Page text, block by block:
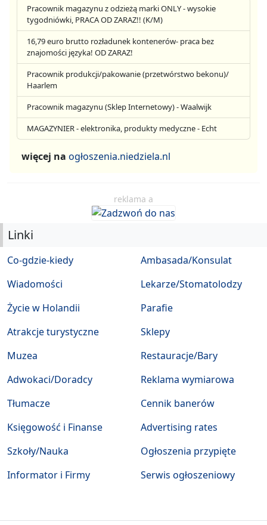
Pracownik magazynu z odzieżą marki ONLY - wysokie
tygodniówki, PRACA OD ZARAZ!! (K/M)
16,79 euro brutto rozładunek kontenerów- praca bez
znajomości języka! OD ZARAZ!
Pracownik produkcji/pakowanie (przetwórstwo bekonu)/
Haarlem
Pracownik magazynu (Sklep Internetowy) - Waalwijk
MAGAZYNIER - elektronika, produkty medyczne - Echt
więcej na ogłoszenia.niedziela.nl
reklama a
Linki
Co-gdzie-kiedy
Wiadomości
Życie w Holandii
Atrakcje turystyczne
Muzea
Ambasada/Konsulat
Lekarze/Stomatolodzy
Parafie
Sklepy
Restauracje/Bary
Adwokaci/Doradcy
Tłumacze
Księgowość i Finanse
Szkoły/Nauka
Informator i Firmy
Reklama wymiarowa
Cennik banerów
Advertising rates
Ogłoszenia przypięte
Serwis ogłoszeniowy